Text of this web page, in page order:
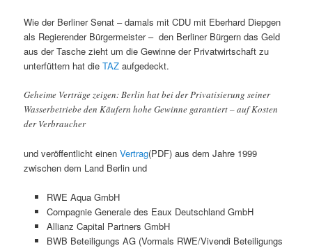
Wie der Berliner Senat – damals mit CDU mit Eberhard Diepgen
als Regierender Bürgermeister – den Berliner Bürgern das Geld
aus der Tasche zieht um die Gewinne der Privatwirtschaft zu
unterfüttern hat dieTAZ aufgedeckt.
Geheime Verträge zeigen: Berlin hat bei der Privatisierung seiner
Wasserbetriebe den Käufern hohe Gewinne garantiert – auf Kosten
der Verbraucher
und veröffentlicht einenVertrag(PDF) aus dem Jahre 1999
zwischen dem Land Berlin und
RWE Aqua GmbH
Compagnie Generale des Eaux Deutschland GmbH
Allianz Capital Partners GmbH
BWB Beteiligungs AG (Vormals RWE/Vivendi Beteiligungs